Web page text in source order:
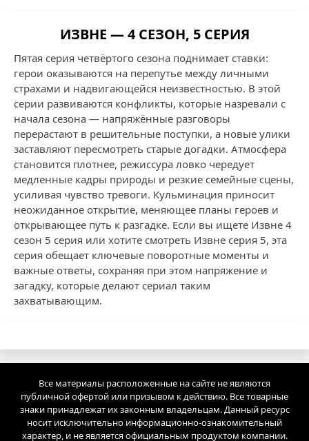
ИЗВНЕ — 4 СЕЗОН, 5 СЕРИЯ
Пятая серия четвёртого сезона поднимает ставки:
герои оказываются на перепутье между личными
страхами и надвигающейся неизвестностью. В этой
серии развиваются конфликты, которые назревали с
начала сезона — напряжённые разговоры
перерастают в решительные поступки, а новые улики
заставляют пересмотреть старые догадки. Атмосфера
становитcя плотнее, режиссура ловко чередует
медленные кадры природы и резкие семейные сцены,
усиливая чувство тревоги. Кульминация приносит
неожиданное открытие, меняющее планы героев и
открывающее путь к разгадке. Если вы ищете Извне 4
сезон 5 серия или хотите смотреть Извне серия 5, эта
серия обещает ключевые поворотные моменты и
важные ответы, сохраняя при этом напряжение и
загадку, которые делают сериал таким
захватывающим.
Все материалы расположенные на сайте не являются
публичной офертой или призывом к действию. Все товарные
знаки принадлежат их законным владельцам. Данный ресурс
носит исключительно информационно-ознакомительный
характер, и не является официальным продуктом компании.